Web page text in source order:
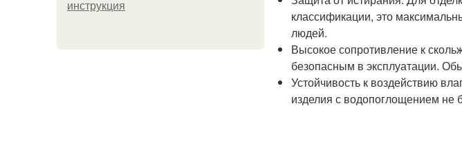
инструкция
классификации, это
людей.
Высокое сопротивление к
безопасным в эксплуатации.
Устойчивость к воздействию
изделия с водопоглощением не